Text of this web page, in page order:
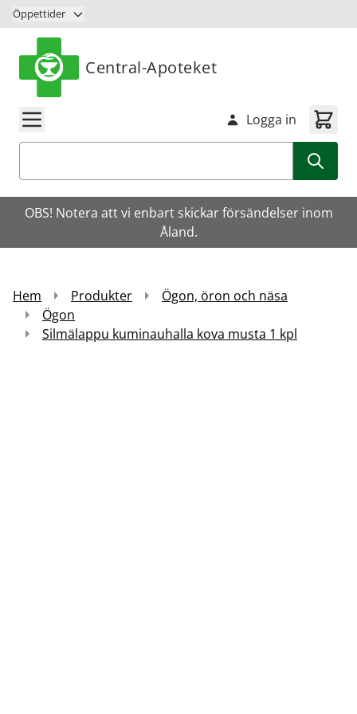
Hoppa till innehåll
Öppettider
Central-Apoteket
Logga in
OBS! Notera att vi enbart skickar försändelser inom
Åland.
Hem Produkter
Ögon, öron och näsa
Ögon
Silmälappu kuminauhalla kova musta 1 kpl